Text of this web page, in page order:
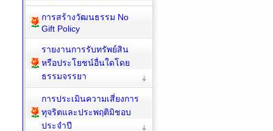
การสร้างวัฒนธรรม No
Gift Policy
รายงานการรับทรัพย์สิน
หรือประโยชน์อื่นใดโดย
ธรรมจรรยา
การประเมินความเสี่ยงการ
ทุจริตและประพฤติมิชอบ
ประจำปี